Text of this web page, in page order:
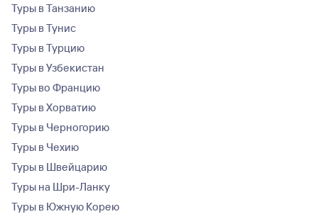
Туры в Танзанию
Туры в Тунис
Туры в Турцию
Туры в Узбекистан
Туры во Францию
Туры в Хорватию
Туры в Черногорию
Туры в Чехию
Туры в Швейцарию
Туры на Шри-Ланку
Туры в Южную Корею